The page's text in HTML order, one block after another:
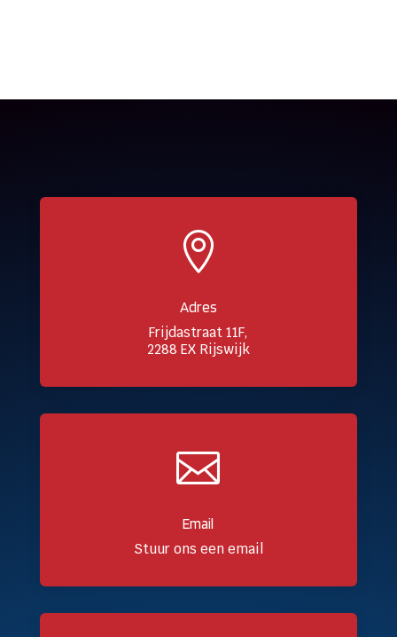

Adres
Frijdastraat 11F,
2288 EX Rijswijk

Email
Stuur ons een email